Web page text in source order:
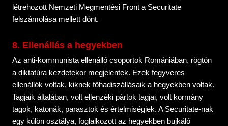
létrehozott Nemzeti Megmentési Front a Securitate
felszámolása mellett dönt.
8. Ellenállás a hegyekben
Az anti-kommunista ellenálló csoportok Romániában, rögtön
a diktatúra kezdetekor megjelentek. Ezek fegyveres
ellenállók voltak, kiknek főhadiszállásaik a hegyekben voltak.
Tagjaik általában, volt ellenzéki pártok tagjai, volt kormány
tagok, katonák, parasztok és értelmiségiek. A Securitate-nak
egy külön osztálya, foglalkozott az hegyekben bujkáló